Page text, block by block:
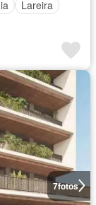
Lareira
7fotos